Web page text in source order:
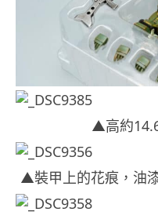
▲高約
▲裝甲上的花痕，油